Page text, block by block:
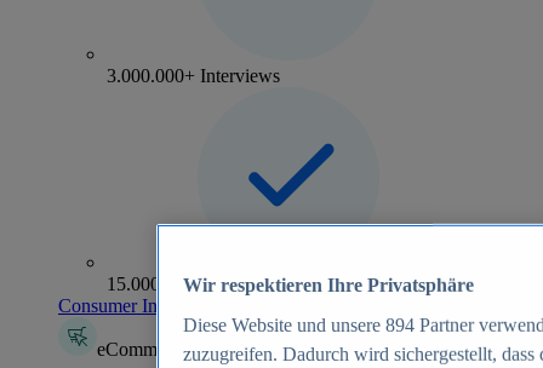
3.000.000+ Interviews
15.000+ Marken
Consumer Insights entdecken
eCommerce Insights
Wir respektieren Ihre Privatsphäre
Diese Website und unsere 894 Partner
zuzugreifen. Dadurch wird sichergestellt,